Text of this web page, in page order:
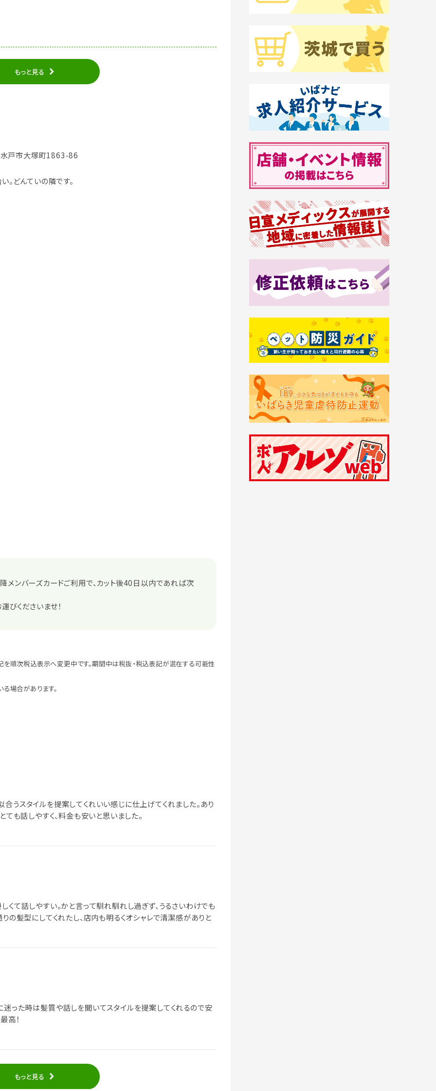
もっと見る
戸市大塚町1863-86
。どんていの隣です。
メンバーズカードご利用で、カット後40日以内であれば次
びくださいませ！
順次税込表示へ変更中です。期間中は税抜・税込表記が混在する可能性
場合があります。
うスタイルを提案してくれいい感じに仕上げてくれました。あり
ても話しやすく、料金も安いと思いました。
くて話しやすい。かと言って馴れ馴れし過ぎず、うるさいわけでも
の髪型にしてくれたし、店内も明るくオシャレで清潔感がありと
迷った時は髪質や話しを聞いてスタイルを提案してくれるので安
高！
もっと見る